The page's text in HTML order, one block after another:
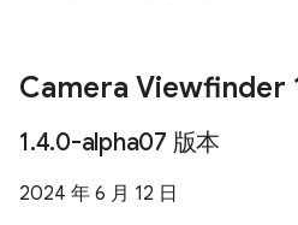
Camera Viewfinder
1.4.0-alpha07 版本
2024 年 6 月 12 日